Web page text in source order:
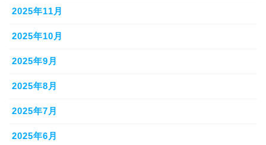
2025年11月
2025年10月
2025年9月
2025年8月
2025年7月
2025年6月